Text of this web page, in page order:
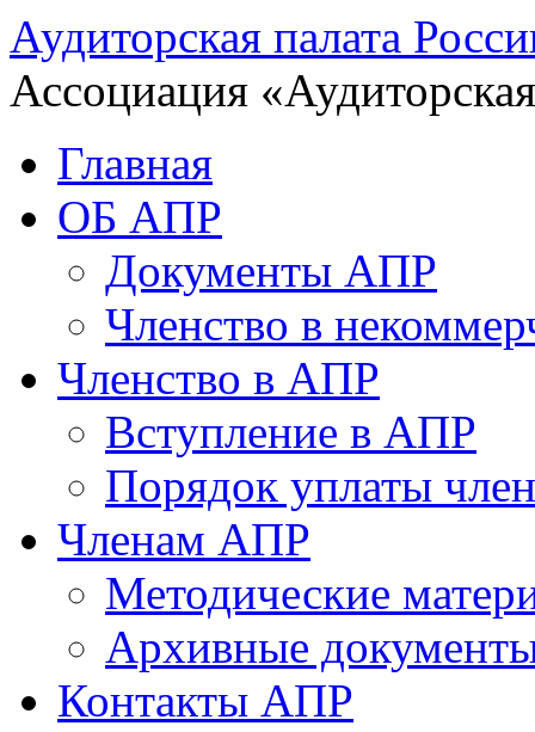
Аудиторская палата
Ассоциация
Главная
ОБ АПР
Документы АПР
Членство в
Членство в АПР
Вступление в АПР
Порядок уплаты
Членам АПР
Методические
Архивные
Контакты АПР